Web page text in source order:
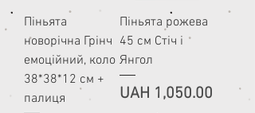
Піньята
новорічна Грінч
емоційний, коло
38*38*12 см +
палиця
Піньята рожева
45 см Стіч і
Янгол
Price
UAH 1,050.00